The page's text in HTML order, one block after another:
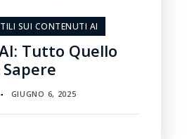
SUI CONTENUTI AI
Tutto Quello
Sapere
▪ GIUGNO 6, 2025